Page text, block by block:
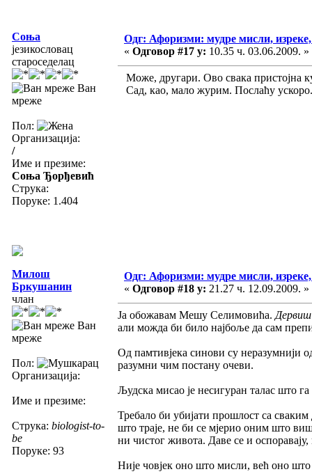
Соња
језикословац
староседелац
Ван
мреже
Пол:
Организација:
/
Име и презиме:
Соња Ђорђевић
Струка:
Поруке: 1.404
Одг: Афоризми: мудре мисли,
« Одговор #17 у: 10.35 ч. 03.06.2009. »
Може, другари. Ово свака пристојна
Сад, као, мало журим. Послаћу ускоро.
Милош
Бркушанин
члан
Ван
мреже
Пол:
Организација:
Име и презиме:
Струка: biologist-to-
be
Поруке: 93
Одг: Афоризми: мудре мисли,
« Одговор #18 у: 21.27 ч. 12.09.2009. »
Ја обожавам Мешу Селимовића.
али можда би било најбоље да сам
Од памтивјека синови су неразумнији
разумни чим постану очеви.
Људска мисао је несигуран талас што
Требало би убијати прошлост са
што траје, не би се мјерио оним што
ни чистог живота. Даве се и оспоравају,
Није човјек оно што мисли, већ оно